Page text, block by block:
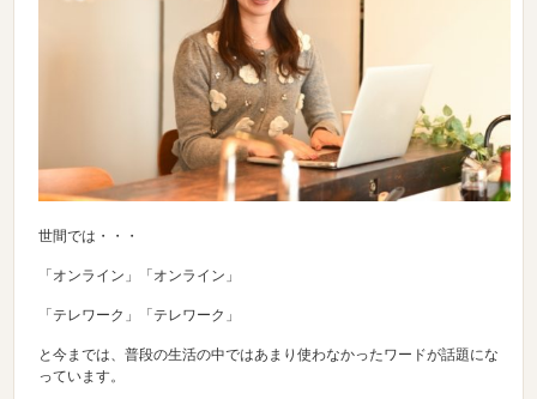
世間では・・・
「オンライン」「オンライン」
「テレワーク」「テレワーク」
と今までは、普段の生活の中ではあまり使わなかったワードが話題にな
っています。